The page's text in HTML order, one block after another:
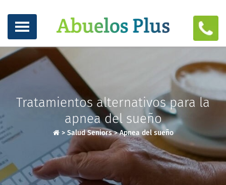
Tratamientos alternativos para la
apnea del sueño
> Salud Seniors>Apnea del sueño